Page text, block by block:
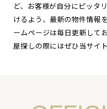
ど、お客様が自分にピッタ
けるよう、最新の物件情報
ームページは毎日更新して
屋探しの際にはぜひ当サイ